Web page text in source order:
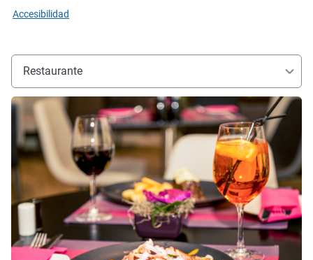
Accesibilidad
Restaurante
Más información